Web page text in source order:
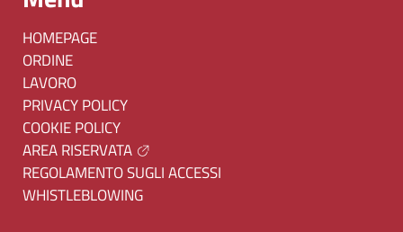
HOMEPAGE
ORDINE
LAVORO
PRIVACY POLICY
COOKIE POLICY
AREA RISERVATA
REGOLAMENTO SUGLI ACCESSI
WHISTLEBLOWING